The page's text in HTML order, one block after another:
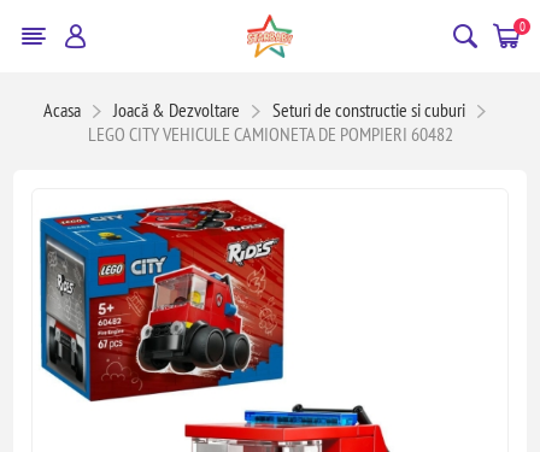
0
Acasa Joacă & Dezvoltare
Seturi de constructie si cuburi
LEGO CITY VEHICULE CAMIONETA DE POMPIERI 60482